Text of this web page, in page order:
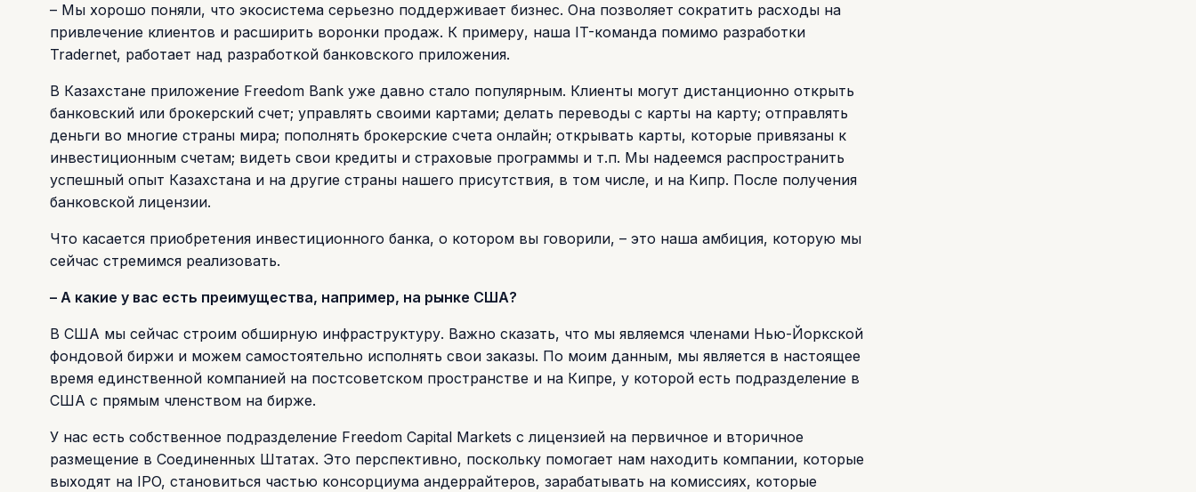
– Мы хорошо поняли, что экосистема серьезно поддерживает бизнес. Она позволяет сократить расходы на
привлечение клиентов и расширить воронки продаж. К примеру, наша IT-команда помимо разработки
Tradernet, работает над разработкой банковского приложения.
В Казахстане приложение Freedom Bank уже давно стало популярным. Клиенты могут дистанционно открыть
банковский или брокерский счет; управлять своими картами; делать переводы с карты на карту; отправлять
деньги во многие страны мира; пополнять брокерские счета онлайн; открывать карты, которые привязаны к
инвестиционным счетам; видеть свои кредиты и страховые программы и т.п. Мы надеемся распространить
успешный опыт Казахстана и на другие страны нашего присутствия, в том числе, и на Кипр. После получения
банковской лицензии.
Что касается приобретения инвестиционного банка, о котором вы говорили, – это наша амбиция, которую мы
сейчас стремимся реализовать.
– А какие у вас есть преимущества, например, на рынке США?
В США мы сейчас строим обширную инфраструктуру. Важно сказать, что мы являемся членами Нью-Йоркской
фондовой биржи и можем самостоятельно исполнять свои заказы. По моим данным, мы является в настоящее
время единственной компанией на постсоветском пространстве и на Кипре, у которой есть подразделение в
США с прямым членством на бирже.
У нас есть собственное подразделение Freedom Capital Markets с лицензией на первичное и вторичное
размещение в Соединенных Штатах. Это перспективно, поскольку помогает нам находить компании, которые
выходят на IPO, становиться частью консорциума андеррайтеров, зарабатывать на комиссиях, которые